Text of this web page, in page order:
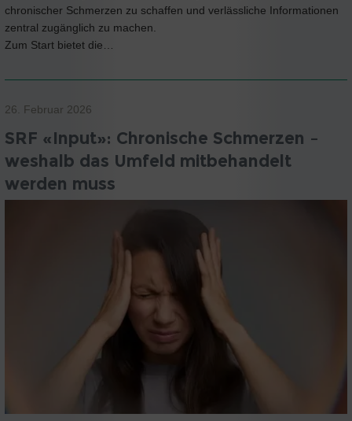
chronischer Schmerzen zu schaffen und verlässliche Informationen
zentral zugänglich zu machen.
Zum Start bietet die…
26. Februar 2026
SRF «Input»: Chronische Schmerzen –
weshalb das Umfeld mitbehandelt
werden muss